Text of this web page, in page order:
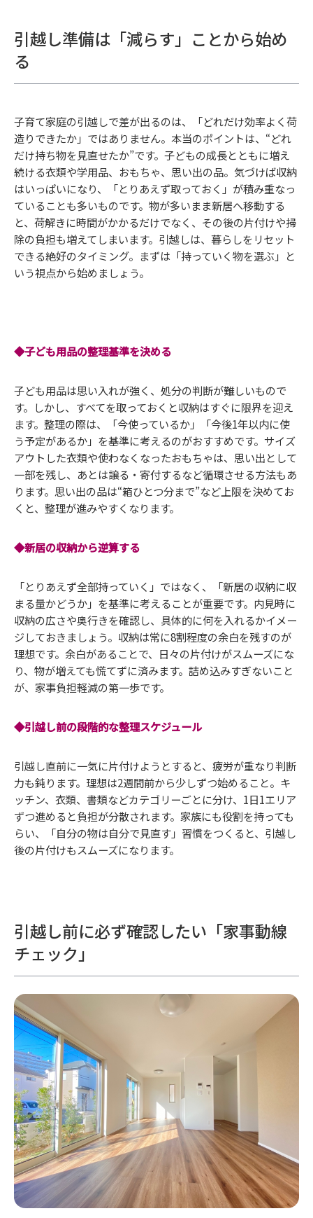
引越し準備は「減らす」ことから始め
る
子育て家庭の引越しで差が出るのは、「どれだけ効率よく荷
造りできたか」ではありません。本当のポイントは、“どれ
だけ持ち物を見直せたか”です。子どもの成長とともに増え
続ける衣類や学用品、おもちゃ、思い出の品。気づけば収納
はいっぱいになり、「とりあえず取っておく」が積み重なっ
ていることも多いものです。物が多いまま新居へ移動する
と、荷解きに時間がかかるだけでなく、その後の片付けや掃
除の負担も増えてしまいます。引越しは、暮らしをリセット
できる絶好のタイミング。まずは「持っていく物を選ぶ」と
いう視点から始めましょう。
◆子ども用品の整理基準を決める
子ども用品は思い入れが強く、処分の判断が難しいもので
す。しかし、すべてを取っておくと収納はすぐに限界を迎え
ます。整理の際は、「今使っているか」「今後1年以内に使
う予定があるか」を基準に考えるのがおすすめです。サイズ
アウトした衣類や使わなくなったおもちゃは、思い出として
一部を残し、あとは譲る・寄付するなど循環させる方法もあ
ります。思い出の品は“箱ひとつ分まで”など上限を決めてお
くと、整理が進みやすくなります。
◆新居の収納から逆算する
「とりあえず全部持っていく」ではなく、「新居の収納に収
まる量かどうか」を基準に考えることが重要です。内見時に
収納の広さや奥行きを確認し、具体的に何を入れるかイメー
ジしておきましょう。収納は常に8割程度の余白を残すのが
理想です。余白があることで、日々の片付けがスムーズにな
り、物が増えても慌てずに済みます。詰め込みすぎないこと
が、家事負担軽減の第一歩です。
◆引越し前の段階的な整理スケジュール
引越し直前に一気に片付けようとすると、疲労が重なり判断
力も鈍ります。理想は2週間前から少しずつ始めること。キ
ッチン、衣類、書類などカテゴリーごとに分け、1日1エリア
ずつ進めると負担が分散されます。家族にも役割を持っても
らい、「自分の物は自分で見直す」習慣をつくると、引越し
後の片付けもスムーズになります。
引越し前に必ず確認したい「家事動線
チェック」